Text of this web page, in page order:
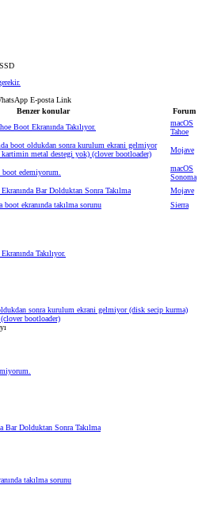
E-posta Link
Benzer konular
Forum
Boot Ekranında Takılıyor.
macOS
Tahoe
boot oldukdan sonra kurulum ekrani gelmiyor
metal destegi yok) (clover bootloader)
Mojave
boot edemiyorum.
macOS
Sonoma
Bar Dolduktan Sonra Takılma
Mojave
boot ekranında takılma sorunu Sierra
Takılıyor.
sonra kurulum ekrani gelmiyor (disk secip kurma)
bootloader)
Bar Dolduktan Sonra Takılma
takılma sorunu